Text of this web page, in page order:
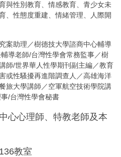
與性別教育、情感教育、青少女未
、性態度重建、情緒管理、人際閞
案助理／樹德技大學諮商中心輔導
導老師/台灣性學會常務監事／樹
師/世界華人性學期刊副主編／教育
或性騷擾再進階調查人／高雄海洋
旅大學講師／空軍航空技術學院講
/台灣性學會秘書
心心理師、特教老師及本
教室